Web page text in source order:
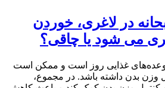
در لاغری، خوردن
می شود یا چاقی؟
وعده‌های غذایی روز است و ممکن است
وزن بدن داشته باشد. در مجموع،